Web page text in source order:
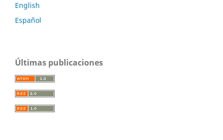
English
Español
Últimas publicaciones